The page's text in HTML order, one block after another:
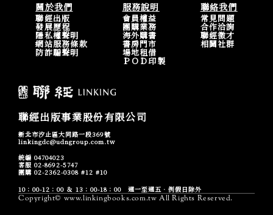
關於我們
聯經出版
發展歷程
隱私權聲明
網站服務條款
防詐騙聲明
服務說明
會員權益
團購業務
海外購書
書房門市
場地租借
ＰＯＤ印製
聯絡我們
常見問題
合作洽詢
聯經徵才
相關社群
聯經出版事業股份有限公司
新北市汐止區大同路一段369號
linkingdc@udngroup.com.tw
統編 04704023
客服 02-8692-5747
團購 02-2362-0308 #12 #10
10：00-12：00 ＆ 13：00-18：00 週一至週五．例假日除外
Copyright© www.linkingbooks.com.tw All Rights Reserved.